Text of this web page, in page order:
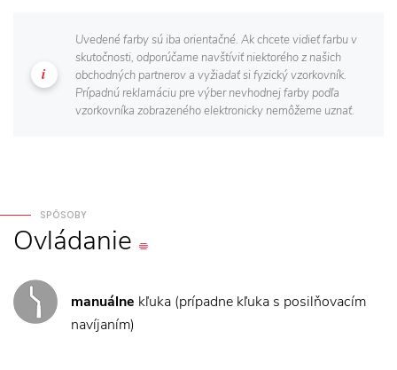
Uvedené farby sú iba orientačné. Ak chcete vidieť farbu v
skutočnosti, odporúčame navštíviť niektorého z našich
obchodných partnerov a vyžiadať si fyzický vzorkovník.
Prípadnú reklamáciu pre výber nevhodnej farby podľa
vzorkovníka zobrazeného elektronicky nemôžeme uznať.
SPÔSOBY
Ovládanie
manuálne kľuka (prípadne kľuka s posilňovacím
navíjaním)